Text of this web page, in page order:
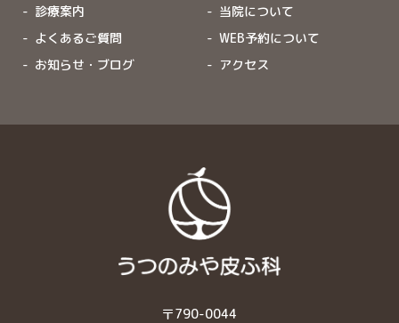
診療案内
当院について
よくあるご質問
WEB予約について
お知らせ・ブログ
アクセス
〒790-0044